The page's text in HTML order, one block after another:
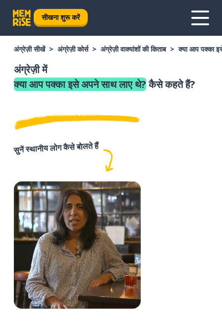
सीखना शुरू करें
अंग्रेज़ी सीखें अंग्रेज़ी कोर्स अंग्रेज़ी वाक्यांशों की किताब क्या आप पक्का
अंग्रेज़ी में
क्या आप पक्का इसे अपने साथ लाए थे?कैसे कहते हैं?
सुनें स्थानीय लोग कैसे बोलते हैं